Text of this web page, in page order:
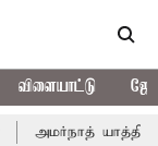
விளையாட்டு
அமர்நாத் யாத்திரை